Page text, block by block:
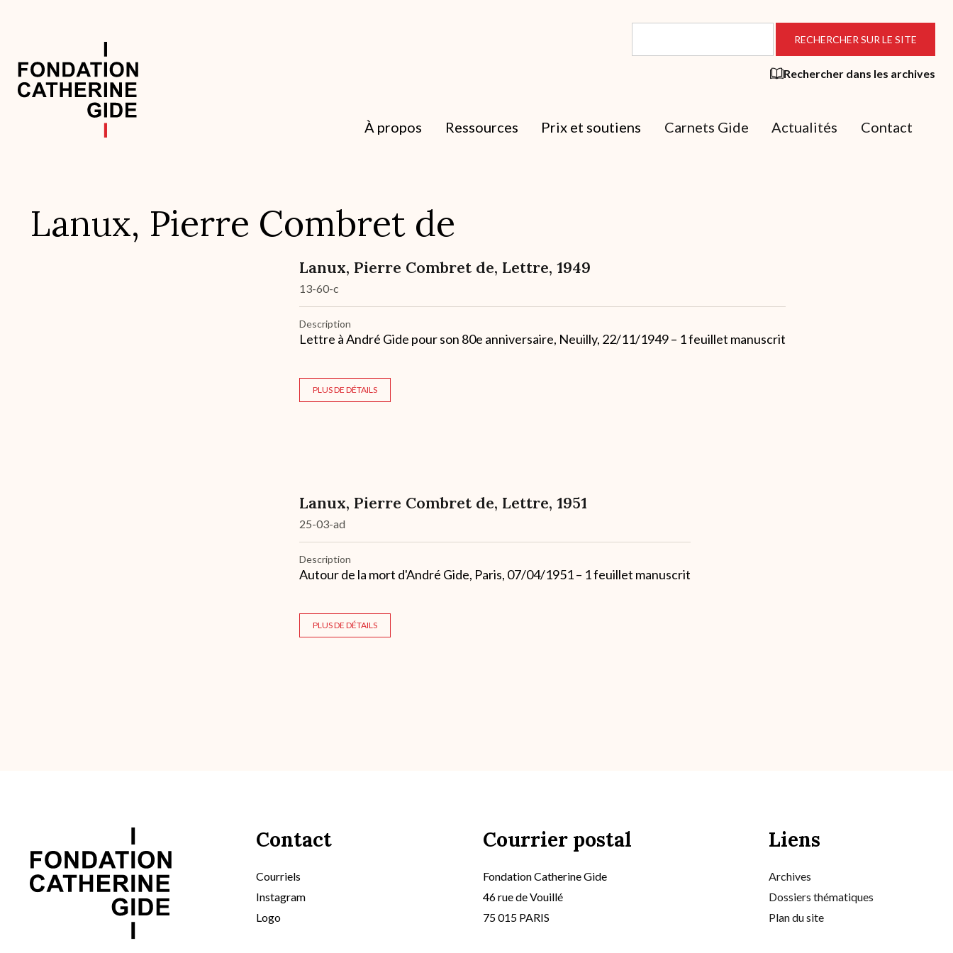
contenu
principal
Rechercher dans les archives
À propos Ressources Prix et soutiens Carnets Gide Actualités Contact
Lanux, Pierre Combret de
Lanux, Pierre Combret de, Lettre, 1949
13-60-c
Description
Lettre à André Gide pour son 80e anniversaire, Neuilly, 22/11/1949 – 1 feuillet manuscrit
PLUS DE DÉTAILS
Lanux, Pierre Combret de, Lettre, 1951
25-03-ad
Description
Autour de la mort d'André Gide, Paris, 07/04/1951 – 1 feuillet manuscrit
PLUS DE DÉTAILS
Contact
Courriels
Instagram
Logo
Courrier postal
Fondation Catherine Gide
46 rue de Vouillé
75 015 PARIS
Liens
Archives
Dossiers thématiques
Plan du site